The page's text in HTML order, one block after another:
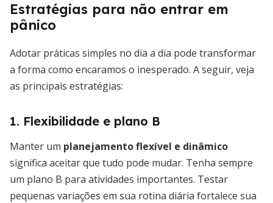
Estratégias para não entrar em
pânico
Adotar práticas simples no dia a dia pode transformar
a forma como encaramos o inesperado. A seguir, veja
as principais estratégias:
1. Flexibilidade e plano B
Manter um planejamento flexível e dinâmico
significa aceitar que tudo pode mudar. Tenha sempre
um plano B para atividades importantes. Testar
pequenas variações em sua rotina diária fortalece sua